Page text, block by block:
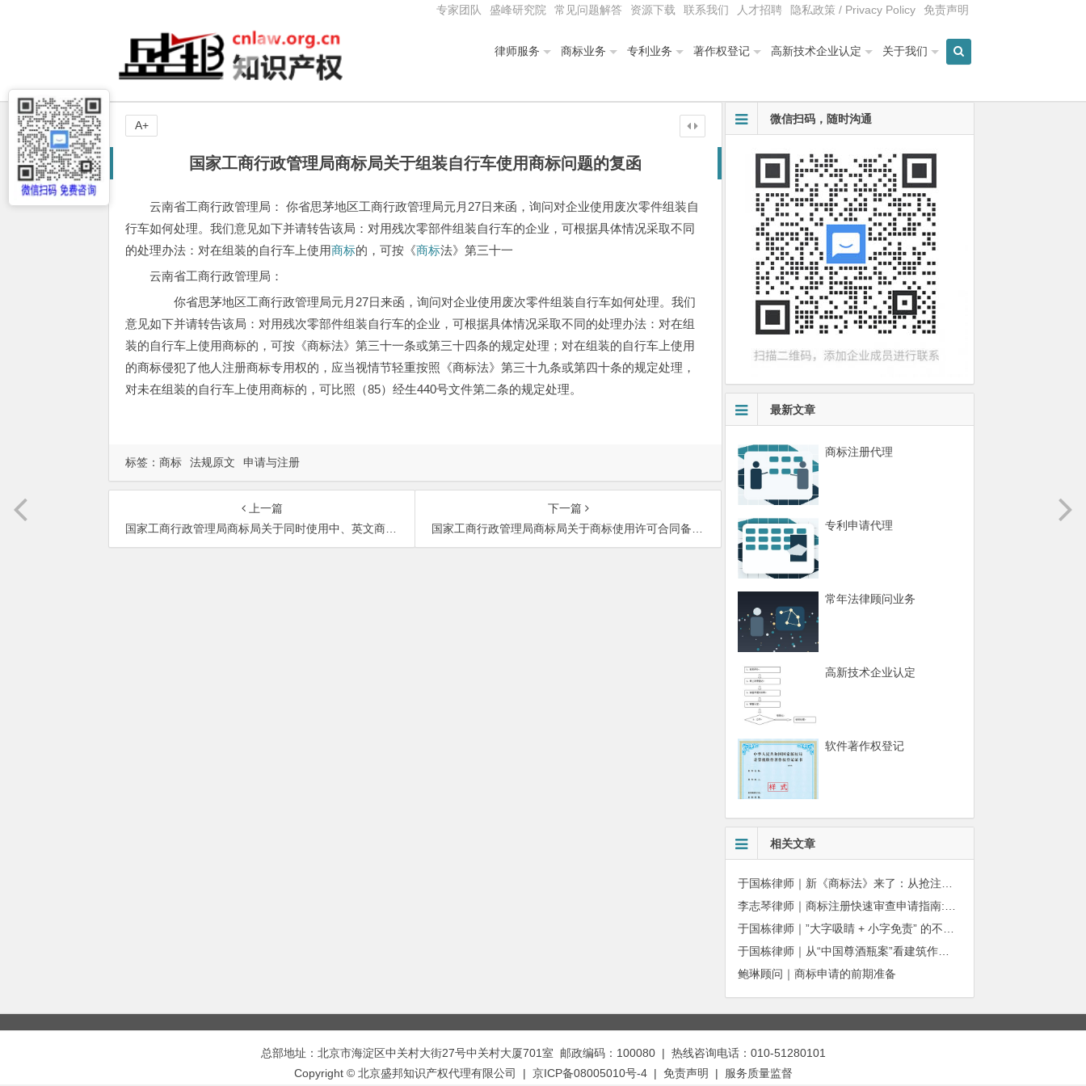
专家团队 盛峰研究院 常见问题解答 资源下载 联系我们 人才招聘 隐私政策 / Privacy Policy 免责声明
律师服务 商标业务 专利业务 著作权登记 高新技术企业认定 关于我们
国家工商行政管理局商标局关于组装自行车使用商标问题的复函
云南省工商行政管理局： 你省思茅地区工商行政管理局元月27日来函，询问对企业使用废次零件组装自
行车如何处理。我们意见如下并请转告该局：对用残次零部件组装自行车的企业，可根据具体情况采取不同
的处理办法：对在组装的自行车上使用商标的，可按《商标法》第三十一
云南省工商行政管理局：
你省思茅地区工商行政管理局元月27日来函，询问对企业使用废次零件组装自行车如何处理。我们
意见如下并请转告该局：对用残次零部件组装自行车的企业，可根据具体情况采取不同的处理办法：对在组
装的自行车上使用商标的，可按《商标法》第三十一条或第三十四条的规定处理；对在组装的自行车上使用
的商标侵犯了他人注册商标专用权的，应当视情节轻重按照《商标法》第三十九条或第四十条的规定处理，
对未在组装的自行车上使用商标的，可比照（85）经生440号文件第二条的规定处理。
A+
标签：商标 法规原文 申请与注册
上一篇
国家工商行政管理局商标局关于同时使用中、英文商标问题的复函
下一篇
国家工商行政管理局商标局关于商标使用许可合同备案公告的通知
微信扫码，随时沟通
最新文章
商标注册代理
专利申请代理
常年法律顾问业务
高新技术企业认定
软件著作权登记
相关文章
于国栋律师｜从“中国尊酒瓶案”看建筑作品著作权保护的司法边界与商用合规
鲍琳顾问｜商标申请的前期准备
总部地址：北京市海淀区中关村大街27号中关村大厦701室 邮政编码：100080 | 热线咨询电话：010-51280101
Copyright © 北京盛邦知识产权代理有限公司 | 京ICP备08005010号-4 | 免责声明 | 服务质量监督